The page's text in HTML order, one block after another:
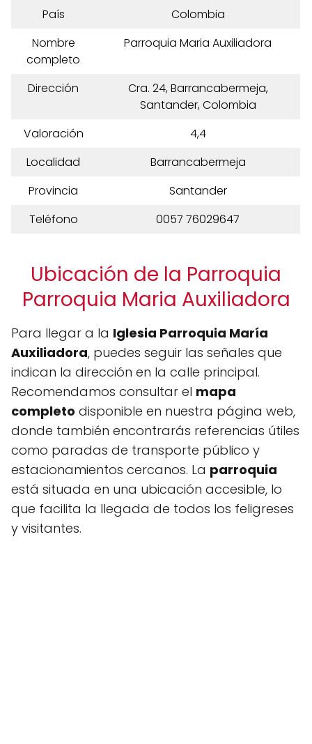
País
Colombia
Nombre
completo
Parroquia Maria Auxiliadora
Dirección
Cra. 24, Barrancabermeja,
Santander, Colombia
Valoración
4,4
Localidad
Barrancabermeja
Provincia
Santander
Teléfono
0057 76029647
Ubicación de la Parroquia
Parroquia Maria Auxiliadora
Para llegar a la Iglesia Parroquia María
Auxiliadora, puedes seguir las señales que
indican la dirección en la calle principal.
Recomendamos consultar el mapa
completo disponible en nuestra página web,
donde también encontrarás referencias útiles
como paradas de transporte público y
estacionamientos cercanos. La parroquia
está situada en una ubicación accesible, lo
que facilita la llegada de todos los feligreses
y visitantes.